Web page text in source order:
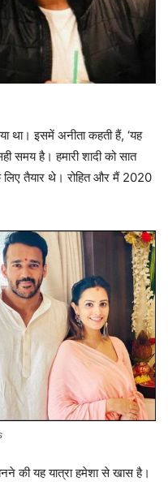
था। इसमें अनीता कहती हैं, ‘यह
समय है। हमारी शादी को सात
तैयार थे। रोहित और मैं 2020
की यह यात्रा हमेशा से खास है।